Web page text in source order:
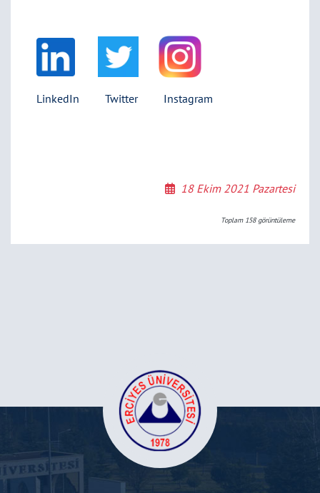
LinkedIn Twitter Instagram
18 Ekim 2021 Pazartesi
Toplam 158görüntüleme